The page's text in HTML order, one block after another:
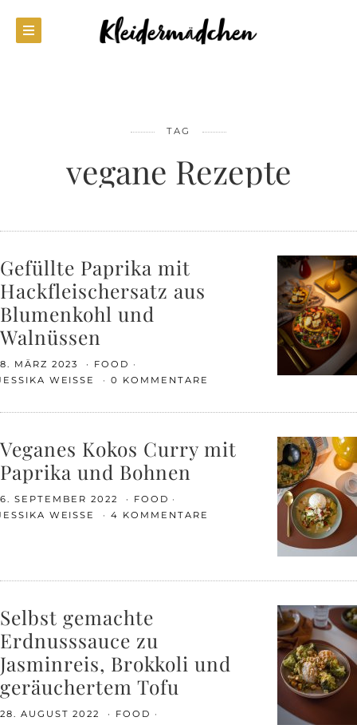
TAG
vegane Rezepte
Gefüllte Paprika mit
Hackfleischersatz aus
Blumenkohl und
Walnüssen
8. MÄRZ 2023
FOOD
WEISSE
0 KOMMENTARE
Veganes Kokos Curry mit
Paprika und Bohnen
6. SEPTEMBER 2022
FOOD
WEISSE
4 KOMMENTARE
Selbst gemachte
Erdnusssauce zu
Jasminreis, Brokkoli und
geräuchertem Tofu
28. AUGUST 2022
FOOD